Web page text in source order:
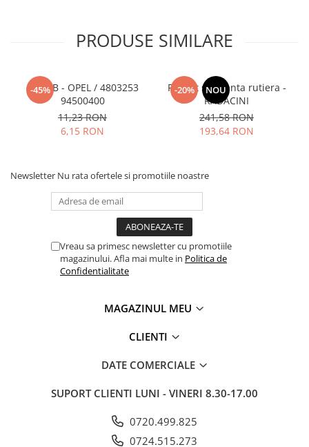
PRODUSE SIMILARE
-45%
SURUB - OPEL / 4803253
94500400
11,23 RON
6,15 RON
-20% NOU
Pachet siguranta rutiera -
RADACINI
241,58 RON
193,64 RON
Newsletter Nu rata ofertele si promotiile noastre
Vreau sa primesc newsletter cu promotiile
magazinului. Afla mai multe in Politica de
Confidentialitate
MAGAZINUL MEU
CLIENTI
DATE COMERCIALE
SUPORT CLIENTI LUNI - VINERI 8.30-17.00
0720.499.825
0724.515.273